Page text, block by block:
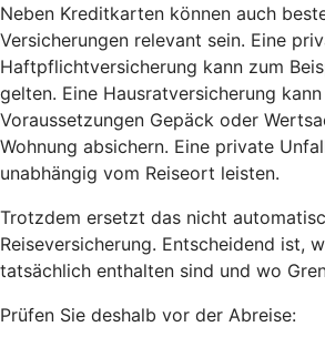
Neben Kreditkarten können auch
Versicherungen relevant sein. Eine
Haftpflichtversicherung kann zum
gelten. Eine Hausratversicherung
Voraussetzungen Gepäck oder
Wohnung absichern. Eine private
unabhängig vom Reiseort leisten.
Trotzdem ersetzt das nicht
Reiseversicherung. Entscheidend ist,
tatsächlich enthalten sind und wo
Prüfen Sie deshalb vor der Abreise: